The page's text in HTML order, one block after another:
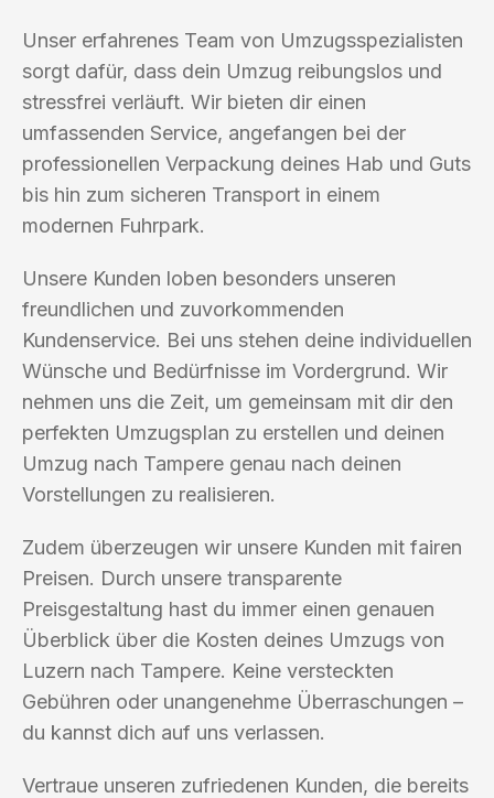
Unser erfahrenes Team von Umzugsspezialisten
sorgt dafür, dass dein Umzug reibungslos und
stressfrei verläuft. Wir bieten dir einen
umfassenden Service, angefangen bei der
professionellen Verpackung deines Hab und Guts
bis hin zum sicheren Transport in einem
modernen Fuhrpark.
Unsere Kunden loben besonders unseren
freundlichen und zuvorkommenden
Kundenservice. Bei uns stehen deine individuellen
Wünsche und Bedürfnisse im Vordergrund. Wir
nehmen uns die Zeit, um gemeinsam mit dir den
perfekten Umzugsplan zu erstellen und deinen
Umzug nach Tampere genau nach deinen
Vorstellungen zu realisieren.
Zudem überzeugen wir unsere Kunden mit fairen
Preisen. Durch unsere transparente
Preisgestaltung hast du immer einen genauen
Überblick über die Kosten deines Umzugs von
Luzern nach Tampere. Keine versteckten
Gebühren oder unangenehme Überraschungen –
du kannst dich auf uns verlassen.
Vertraue unseren zufriedenen Kunden, die bereits